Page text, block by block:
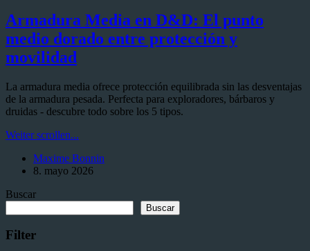
Armadura Media en D&D: El punto
medio dorado entre protección y
movilidad
La armadura media ofrece protección equilibrada sin las desventajas
de la armadura pesada. Perfecta para exploradores, bárbaros y
druidas - descubre todo sobre los 5 tipos.
Weiter scrollen...
en
D&D:
Maxime Bonnin
8. mayo 2026
Buscar
Buscar
Filter